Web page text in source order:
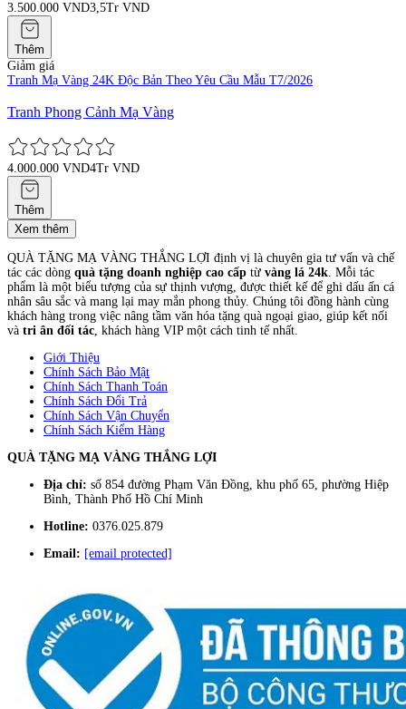
3.500.000 VND3,5Tr VND
Thêm
Giảm giá
Tranh Mạ Vàng 24K Độc Bản Theo Yêu Cầu Mẫu T7/2026
Tranh Phong Cảnh Mạ Vàng
4.000.000 VND4Tr VND
Thêm
Xem thêm
QUÀ TẶNG MẠ VÀNG THẮNG LỢI định vị là chuyên gia tư vấn và chế
tác các dòng quà tặng doanh nghiệp cao cấp từ vàng lá 24k. Mỗi tác
phẩm là một biểu tượng của sự thịnh vượng, được thiết kế để ghi dấu ấn cá
nhân sâu sắc và mang lại may mắn phong thủy. Chúng tôi đồng hành cùng
khách hàng trong việc nâng tầm văn hóa tặng quà ngoại giao, giúp kết nối
và tri ân đối tác, khách hàng VIP một cách tinh tế nhất.
Giới Thiệu
Chính Sách Bảo Mật
Chính Sách Thanh Toán
Chính Sách Đổi Trả
Chính Sách Vận Chuyển
Chính Sách Kiểm Hàng
QUÀ TẶNG MẠ VÀNG THẮNG LỢI
Địa chỉ: số 854 đường Phạm Văn Đồng, khu phố 65, phường Hiệp
Bình, Thành Phố Hồ Chí Minh
Hotline: 0376.025.879
Email: [email protected]